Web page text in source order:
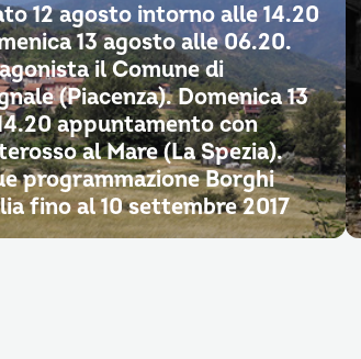
12 agosto intorno alle 14.20
13 agosto alle 06.20.
il Comune di
(Piacenza). Domenica 13
appuntamento con
al Mare (La Spezia).
programmazione Borghi
fino al 10 settembre 2017